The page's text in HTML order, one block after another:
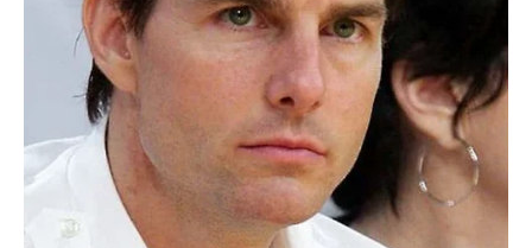
PREUZMITE BESPLATNO!
⋆ KNJIGA SA RECEPTIMA ⋆
Upiši svoj email i preuzmi BESPLATNU
knjigu s receptima! Uživaj u jednostavnim
i ukusnim jelima koja će osvojiti tvoje
najdraže.